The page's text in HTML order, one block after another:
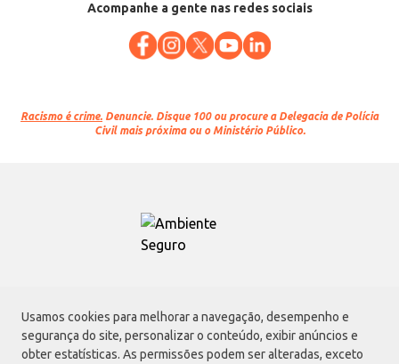
Usamos cookies para melhorar a navegação, desempenho e
segurança do site, personalizar o conteúdo, exibir anúncios e
obter estatísticas. As permissões podem ser alteradas, exceto
Acompanhe a gente nas redes sociais
Racismo é crime. Denuncie. Disque 100 ou procure a Delegacia de Polícia
Civil mais próxima ou o Ministério Público.
Atacadão S.A.
Avenida Morvan Dias de Figueiredo, 6169, Vila Maria, São Paulo - SP | CEP
02170-901 | CNPJ: 75.315.333/0001-09